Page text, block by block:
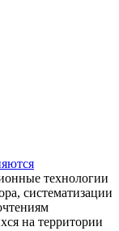
технологии
систематизации
на территории